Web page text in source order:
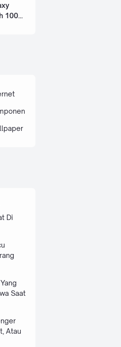
100%
Di
Saat
Atau